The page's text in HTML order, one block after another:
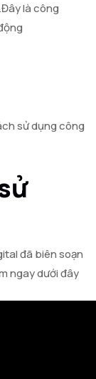
là công
sử dụng công
đã biên soạn
ngay dưới đây